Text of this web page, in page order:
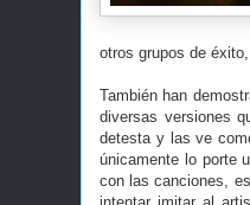
otros grupos de
También han
diversas versiones
detesta y las ve
únicamente lo porte
con las canciones,